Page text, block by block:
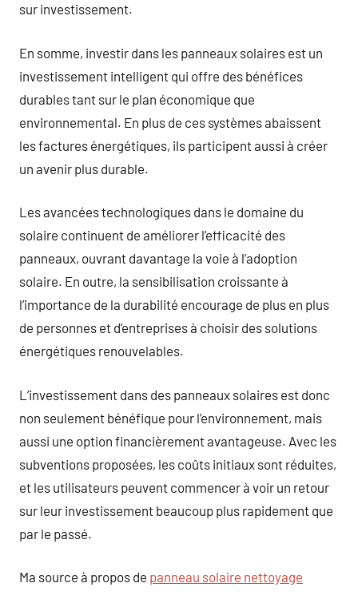
sur investissement.
En somme, investir dans les panneaux solaires est un
investissement intelligent qui offre des bénéfices
durables tant sur le plan économique que
environnemental. En plus de ces systèmes abaissent
les factures énergétiques, ils participent aussi à créer
un avenir plus durable.
Les avancées technologiques dans le domaine du
solaire continuent de améliorer l’efficacité des
panneaux, ouvrant davantage la voie à l’adoption
solaire. En outre, la sensibilisation croissante à
l’importance de la durabilité encourage de plus en plus
de personnes et d’entreprises à choisir des solutions
énergétiques renouvelables.
L’investissement dans des panneaux solaires est donc
non seulement bénéfique pour l’environnement, mais
aussi une option financièrement avantageuse. Avec les
subventions proposées, les coûts initiaux sont réduites,
et les utilisateurs peuvent commencer à voir un retour
sur leur investissement beaucoup plus rapidement que
par le passé.
Ma source à propos de panneau solaire nettoyage